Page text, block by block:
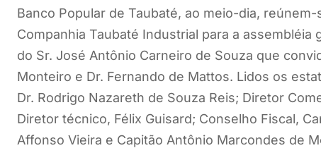
Banco Popular de Taubaté, ao meio-dia,
Companhia Taubaté Industrial para a
do Sr. José Antônio Carneiro de Souza que
Monteiro e Dr. Fernando de Mattos. Lidos os
Dr. Rodrigo Nazareth de Souza Reis; Diretor
Diretor técnico, Félix Guisard; Conselho Fiscal,
Affonso Vieira e Capitão Antônio Marcondes de